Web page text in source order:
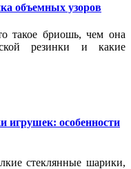
объемных узоров
такое бриошь, чем она
резинки и какие
игрушек: особенности
стеклянные шарики,